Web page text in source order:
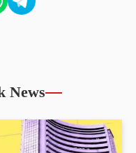
News